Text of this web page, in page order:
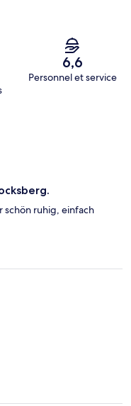
6,6
Personnel et service
schön ruhig, einfach